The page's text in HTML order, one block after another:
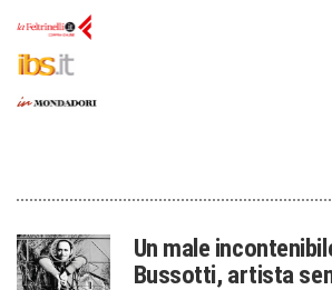
Un male
Bussotti, artista